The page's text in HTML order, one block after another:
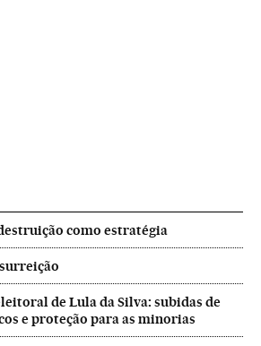
como estratégia
de Lula da Silva: subidas de
e proteção para as minorias